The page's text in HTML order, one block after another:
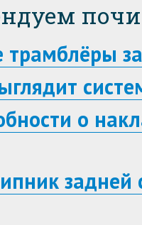
трамблёры
о
задней